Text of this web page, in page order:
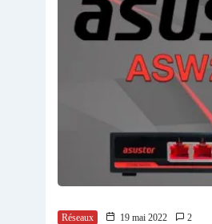
Réseaux 19 mai 2022 2